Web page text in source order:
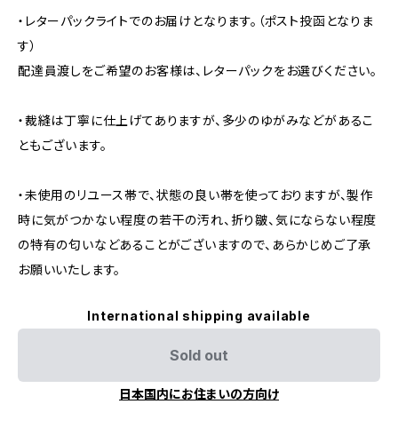
・レターパックライトでのお届けとなります。（ポスト投函となりま
す）
配達員渡しをご希望のお客様は、レターパックをお選びください。
・裁縫は丁寧に仕上げてありますが、多少のゆがみなどがあるこ
ともございます。
・未使用のリユース帯で、状態の良い帯を使っておりますが、製作
時に気がつかない程度の若干の汚れ、折り皺、気にならない程度
の特有の匂いなどあることがございますので、あらかじめご了承
お願いいたします。
International shipping available
Sold out
日本国内にお住まいの方向け